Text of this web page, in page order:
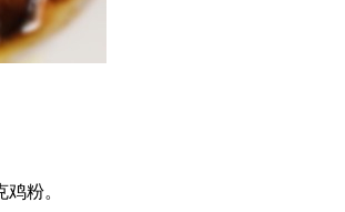
粉。